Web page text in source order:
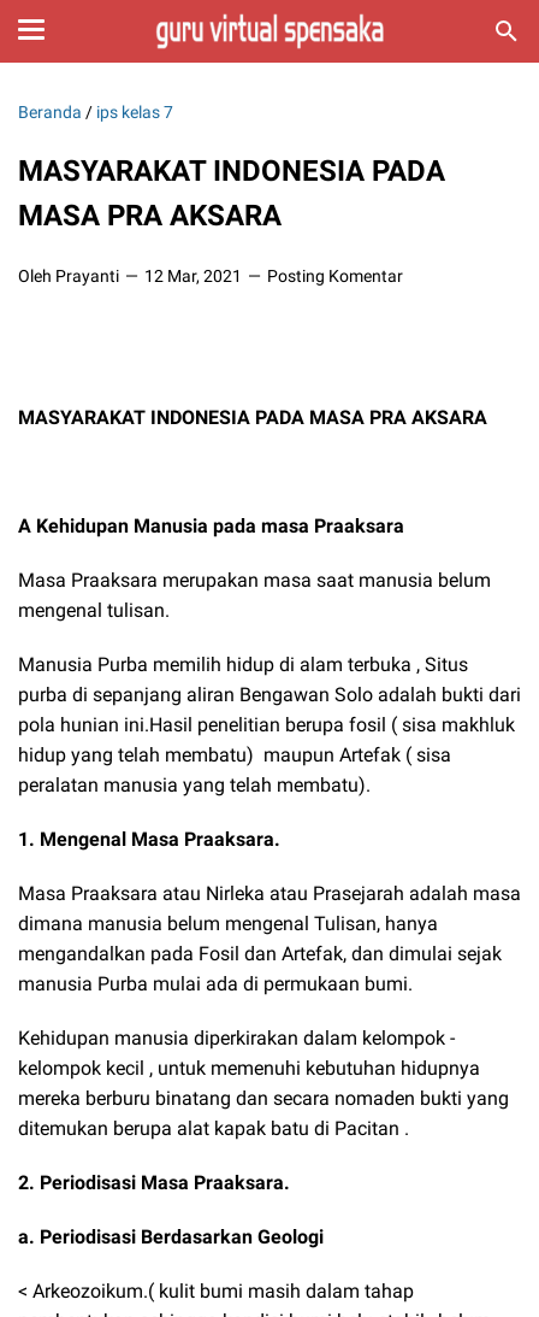
Beranda / ips kelas 7
MASYARAKAT INDONESIA PADA
MASA PRA AKSARA
Oleh Prayanti 12 Mar, 2021 Posting Komentar
MASYARAKAT INDONESIA PADA MASA PRA AKSARA
A Kehidupan Manusia pada masa Praaksara
Masa Praaksara merupakan masa saat manusia belum
mengenal tulisan.
Manusia Purba memilih hidup di alam terbuka , Situs
purba di sepanjang aliran Bengawan Solo adalah bukti dari
pola hunian ini.Hasil penelitian berupa fosil ( sisa makhluk
hidup yang telah membatu) maupun Artefak ( sisa
peralatan manusia yang telah membatu).
1. Mengenal Masa Praaksara.
Masa Praaksara atau Nirleka atau Prasejarah adalah masa
dimana manusia belum mengenal Tulisan, hanya
mengandalkan pada Fosil dan Artefak, dan dimulai sejak
manusia Purba mulai ada di permukaan bumi.
Kehidupan manusia diperkirakan dalam kelompok -
kelompok kecil , untuk memenuhi kebutuhan hidupnya
mereka berburu binatang dan secara nomaden bukti yang
ditemukan berupa alat kapak batu di Pacitan .
2. Periodisasi Masa Praaksara.
a. Periodisasi Berdasarkan Geologi
< Arkeozoikum.( kulit bumi masih dalam tahap